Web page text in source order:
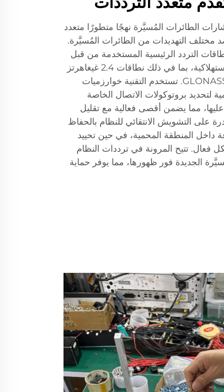
الطائرات المُسيَّرة نهجًا متطورًا متعدد
مختلف التهديدات من الطائرات المُسيَّرة.
التردد الرئيسية المستخدمة من قبل
الطائرات المُسيَّرة التجارية والاستهلاكية، بما في ذلك نطاقات 2.4 غيغاهرتز
و5.8 غيغاهرتز وGPS L1/L2 وGLONASS. تستخدم التقنية خوارزميات
لتحديد بروتوكولات الاتصال الخاصة
مما يضمن أقصى فعالية مع تقليل
على التشويش الانتقائي للنظام بالحفاظ
داخل المنطقة المحمية، في حين تحييد
فعال. تتيح المرونة في ترددات النظام
الجديدة فور ظهورها، مما يوفر حماية